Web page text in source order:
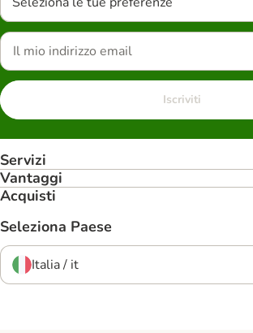
Iscriviti
Servizi
Vantaggi
Acquisti
Seleziona Paese
Italia / it